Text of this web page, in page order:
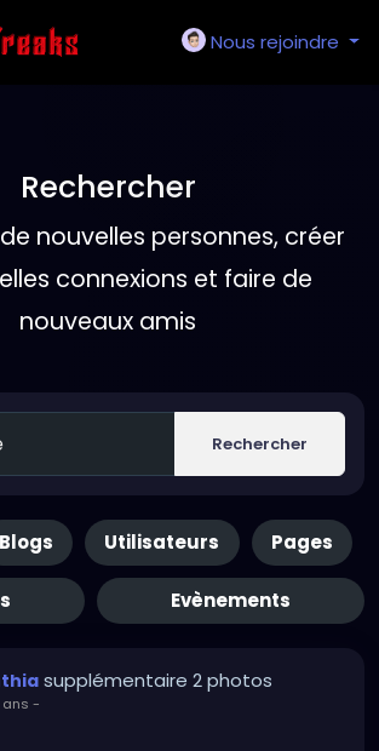
Nous rejoindre
Rechercher
nouvelles personnes, créer
connexions et faire de
nouveaux amis
Rechercher
Blogs Utilisateurs Pages
Evènements
supplémentaire 2 photos
ans -